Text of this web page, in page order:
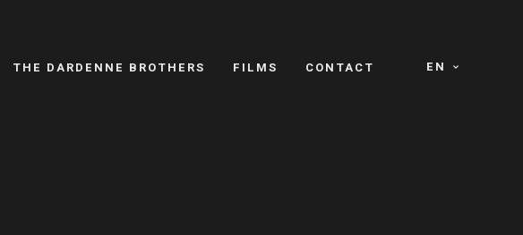
EN
THE DARDENNE BROTHERS FILMS CONTACT